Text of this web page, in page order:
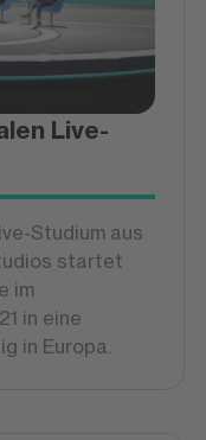
Live-
Studium aus
startet
im
in eine
in Europa.